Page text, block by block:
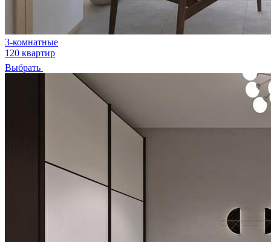
3-комнатные
120 квартир
Выбрать